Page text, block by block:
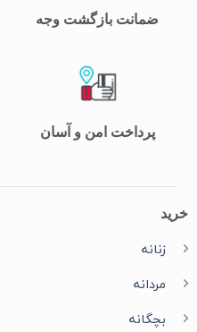
ضمانت بازگشت وجه
پرداخت امن و آسان
خرید
زنانه
مردانه
بچگانه